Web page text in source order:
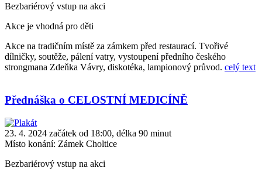
Bezbariérový vstup na akci
Akce je vhodná pro děti
Akce na tradičním místě za zámkem před restaurací. Tvořivé
dílničky, soutěže, pálení vatry, vystoupení předního českého
strongmana Zdeňka Vávry, diskotéka, lampionový průvod. celý text
Přednáška o CELOSTNÍ MEDICÍNĚ
23. 4. 2024 začátek od 18:00, délka 90 minut
Místo konání: Zámek Choltice
Bezbariérový vstup na akci